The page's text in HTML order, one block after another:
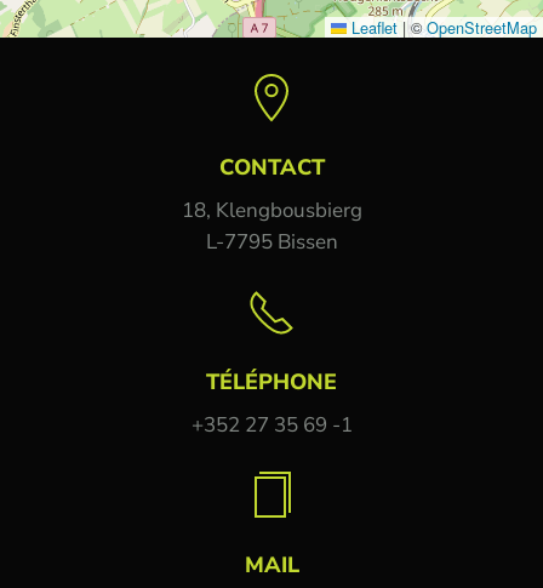
Leaflet | ©OpenStreetMap
CONTACT
18, Klengbousbierg
L-7795 Bissen
TÉLÉPHONE
+352 27 35 69 -1
MAIL